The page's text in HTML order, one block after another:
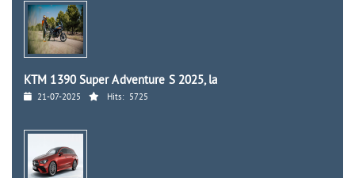
KTM 1390 Super Adventure S 2025, la
21-07-2025 Hits: 5725